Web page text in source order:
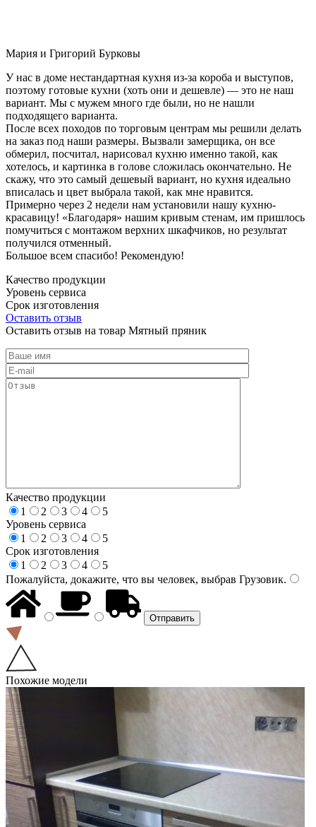
Мария и Григорий Бурковы
У нас в доме нестандартная кухня из-за короба и выступов,
поэтому готовые кухни (хоть они и дешевле) — это не наш
вариант. Мы с мужем много где были, но не нашли
подходящего варианта.
После всех походов по торговым центрам мы решили делать
на заказ под наши размеры. Вызвали замерщика, он все
обмерил, посчитал, нарисовал кухню именно такой, как
хотелось, и картинка в голове сложилась окончательно. Не
скажу, что это самый дешевый вариант, но кухня идеально
вписалась и цвет выбрала такой, как мне нравится.
Примерно через 2 недели нам установили нашу кухню-
красавицу! «Благодаря» нашим кривым стенам, им пришлось
помучиться с монтажом верхних шкафчиков, но результат
получился отменный.
Большое всем спасибо! Рекомендую!
Качество продукции
Уровень сервиса
Срок изготовления
Оставить отзыв
Оставить отзыв на товар Мятный пряник
Качество продукции
1
2 3 4
5
Уровень сервиса
1
2 3 4
5
Срок изготовления
1
2 3 4
5
Пожалуйста, докажите, что вы человек, выбрав Грузовик.
Похожие модели